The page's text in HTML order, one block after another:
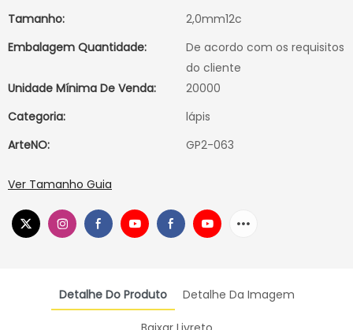
Tamanho:
2,0mm12c
Embalagem Quantidade:
De acordo com os requisitos
do cliente
Unidade Mínima De Venda:
20000
Categoria:
lápis
ArteNO:
GP2-063
Ver Tamanho Guia
Detalhe Do Produto Detalhe Da Imagem